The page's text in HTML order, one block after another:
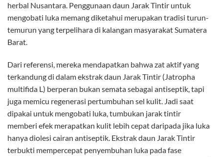
herbal Nusantara. Penggunaan daun Jarak Tintir untuk
mengobati luka memang diketahui merupakan tradisi turun-
temurun yang terpelihara di kalangan masyarakat Sumatera
Barat.
Dari referensi, mereka mendapatkan bahwa zat aktif yang
terkandung di dalam ekstrak daun Jarak Tintir (Jatropha
multifida L) berperan bukan semata sebagai antiseptik, tapi
juga memicu regenerasi pertumbuhan sel kulit. Jadi saat
dipakai untuk mengobati luka, tumbukan jarak tintir
memberi efek merapatkan kulit lebih cepat daripada jika luka
hanya diolesi cairan antiseptik. Ekstrak daun Jarak Tintir
terbukti mempercepat penyembuhan luka pada fase